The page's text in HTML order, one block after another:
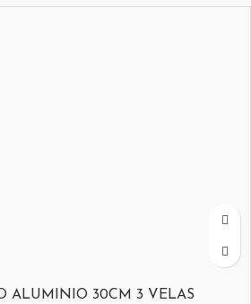
ALUMINIO 30CM 3 VELAS